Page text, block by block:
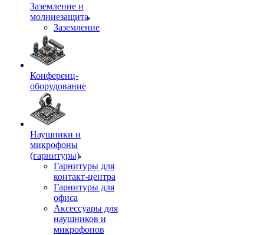
Заземление и
молниезащита
Заземление
Конференц-
оборудование
Наушники и
микрофоны
(гарнитуры)
Гарнитуры для
контакт-центра
Гарнитуры для
офиса
Аксессуары для
наушников и
микрофонов